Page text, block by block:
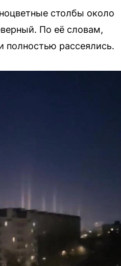
столбы около
По её словам,
полностью рассеялись.